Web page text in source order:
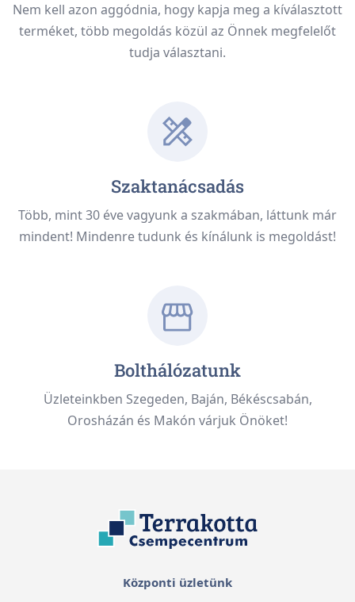
Nem kell azon aggódnia, hogy kapja meg a kíválasztott
terméket, több megoldás közül az Önnek megfelelőt
tudja választani.
Szaktanácsadás
Több, mint 30 éve vagyunk a szakmában, láttunk már
mindent! Mindenre tudunk és kínálunk is megoldást!
Bolthálózatunk
Üzleteinkben Szegeden, Baján, Békéscsabán,
Orosházán és Makón várjuk Önöket!
Központi üzletünk